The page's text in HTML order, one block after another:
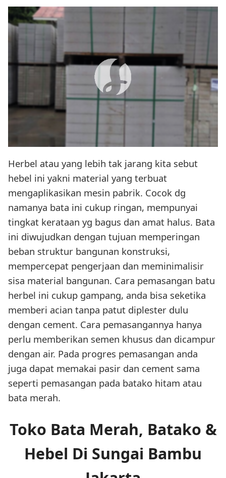
Herbel atau yang lebih tak jarang kita sebut
hebel ini yakni material yang terbuat
mengaplikasikan mesin pabrik. Cocok dg
namanya bata ini cukup ringan, mempunyai
tingkat kerataan yg bagus dan amat halus. Bata
ini diwujudkan dengan tujuan memperingan
beban struktur bangunan konstruksi,
mempercepat pengerjaan dan meminimalisir
sisa material bangunan. Cara pemasangan batu
herbel ini cukup gampang, anda bisa seketika
memberi acian tanpa patut diplester dulu
dengan cement. Cara pemasangannya hanya
perlu memberikan semen khusus dan dicampur
dengan air. Pada progres pemasangan anda
juga dapat memakai pasir dan cement sama
seperti pemasangan pada batako hitam atau
bata merah.
Toko Bata Merah, Batako &
Hebel Di Sungai Bambu